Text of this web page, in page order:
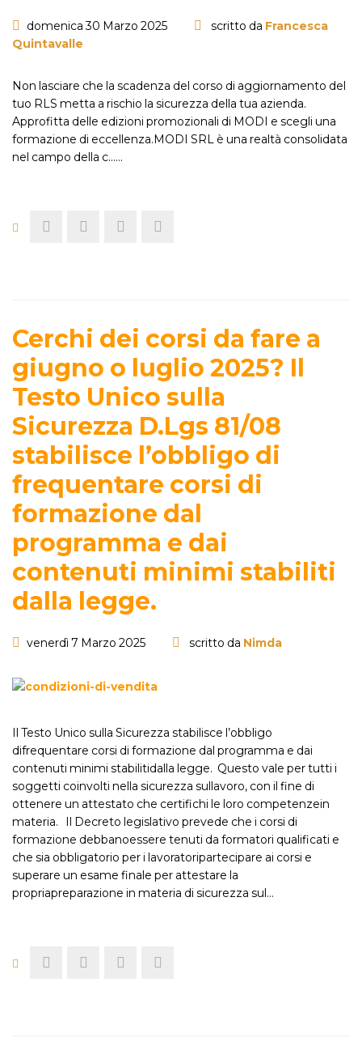
domenica 30 Marzo 2025 scritto da Francesca
Quintavalle
Non lasciare che la scadenza del corso di aggiornamento del
tuo RLS metta a rischio la sicurezza della tua azienda.
Approfitta delle edizioni promozionali di MODI e scegli una
formazione di eccellenza.MODI SRL è una realtà consolidata
nel campo della c...…
Cerchi dei corsi da fare a
giugno o luglio 2025? Il
Testo Unico sulla
Sicurezza D.Lgs 81/08
stabilisce l’obbligo di
frequentare corsi di
formazione dal
programma e dai
contenuti minimi stabiliti
dalla legge.
venerdì 7 Marzo 2025 scritto da Nimda
Il Testo Unico sulla Sicurezza stabilisce l’obbligo
difrequentare corsi di formazione dal programma e dai
contenuti minimi stabilitidalla legge. Questo vale per tutti i
soggetti coinvolti nella sicurezza sullavoro, con il fine di
ottenere un attestato che certifichi le loro competenzein
materia. Il Decreto legislativo prevede che i corsi di
formazione debbanoessere tenuti da formatori qualificati e
che sia obbligatorio per i lavoratoripartecipare ai corsi e
superare un esame finale per attestare la
propriapreparazione in materia di sicurezza sul…